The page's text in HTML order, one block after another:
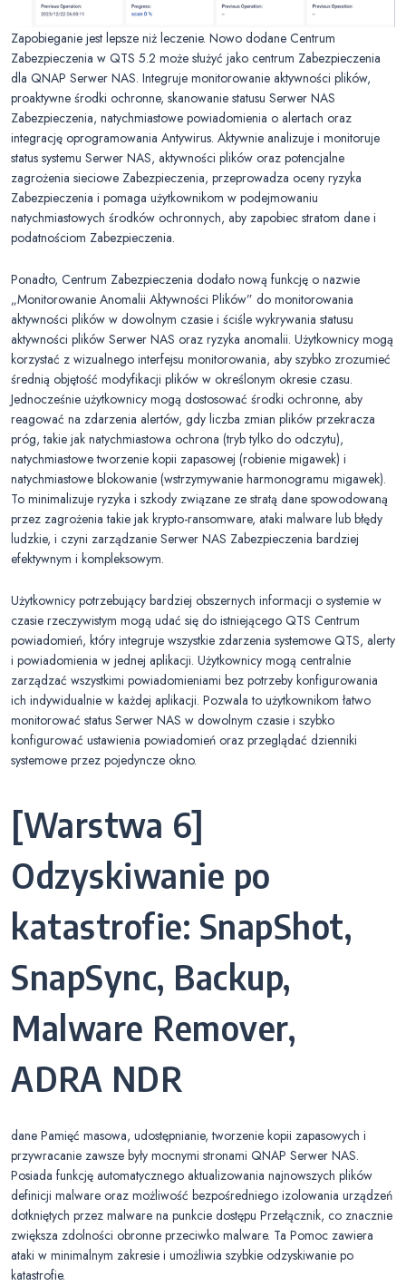
Zapobieganie jest lepsze niż leczenie. Nowo dodane Centrum
Zabezpieczenia w QTS 5.2 może służyć jako centrum Zabezpieczenia
dla QNAP Serwer NAS. Integruje monitorowanie aktywności plików,
proaktywne środki ochronne, skanowanie statusu Serwer NAS
Zabezpieczenia, natychmiastowe powiadomienia o alertach oraz
integrację oprogramowania Antywirus. Aktywnie analizuje i monitoruje
status systemu Serwer NAS, aktywności plików oraz potencjalne
zagrożenia sieciowe Zabezpieczenia, przeprowadza oceny ryzyka
Zabezpieczenia i pomaga użytkownikom w podejmowaniu
natychmiastowych środków ochronnych, aby zapobiec stratom dane i
podatnościom Zabezpieczenia.
Ponadto, Centrum Zabezpieczenia dodało nową funkcję o nazwie
„Monitorowanie Anomalii Aktywności Plików” do monitorowania
aktywności plików w dowolnym czasie i ściśle wykrywania statusu
aktywności plików Serwer NAS oraz ryzyka anomalii. Użytkownicy mogą
korzystać z wizualnego interfejsu monitorowania, aby szybko zrozumieć
średnią objętość modyfikacji plików w określonym okresie czasu.
Jednocześnie użytkownicy mogą dostosować środki ochronne, aby
reagować na zdarzenia alertów, gdy liczba zmian plików przekracza
próg, takie jak natychmiastowa ochrona (tryb tylko do odczytu),
natychmiastowe tworzenie kopii zapasowej (robienie migawek) i
natychmiastowe blokowanie (wstrzymywanie harmonogramu migawek).
To minimalizuje ryzyka i szkody związane ze stratą dane spowodowaną
przez zagrożenia takie jak krypto-ransomware, ataki malware lub błędy
ludzkie, i czyni zarządzanie Serwer NAS Zabezpieczenia bardziej
efektywnym i kompleksowym.
Użytkownicy potrzebujący bardziej obszernych informacji o systemie w
czasie rzeczywistym mogą udać się do istniejącego QTS Centrum
powiadomień, który integruje wszystkie zdarzenia systemowe QTS, alerty
i powiadomienia w jednej aplikacji. Użytkownicy mogą centralnie
zarządzać wszystkimi powiadomieniami bez potrzeby konfigurowania
ich indywidualnie w każdej aplikacji. Pozwala to użytkownikom łatwo
monitorować status Serwer NAS w dowolnym czasie i szybko
konfigurować ustawienia powiadomień oraz przeglądać dzienniki
systemowe przez pojedyncze okno.
[Warstwa 6]
Odzyskiwanie po
katastrofie: SnapShot,
SnapSync, Backup,
Malware Remover,
ADRA NDR
dane Pamięć masowa, udostępnianie, tworzenie kopii zapasowych i
przywracanie zawsze były mocnymi stronami QNAP Serwer NAS.
Posiada funkcję automatycznego aktualizowania najnowszych plików
definicji malware oraz możliwość bezpośredniego izolowania urządzeń
dotkniętych przez malware na punkcie dostępu Przełącznik, co znacznie
zwiększa zdolności obronne przeciwko malware. Ta Pomoc zawiera
ataki w minimalnym zakresie i umożliwia szybkie odzyskiwanie po
katastrofie.